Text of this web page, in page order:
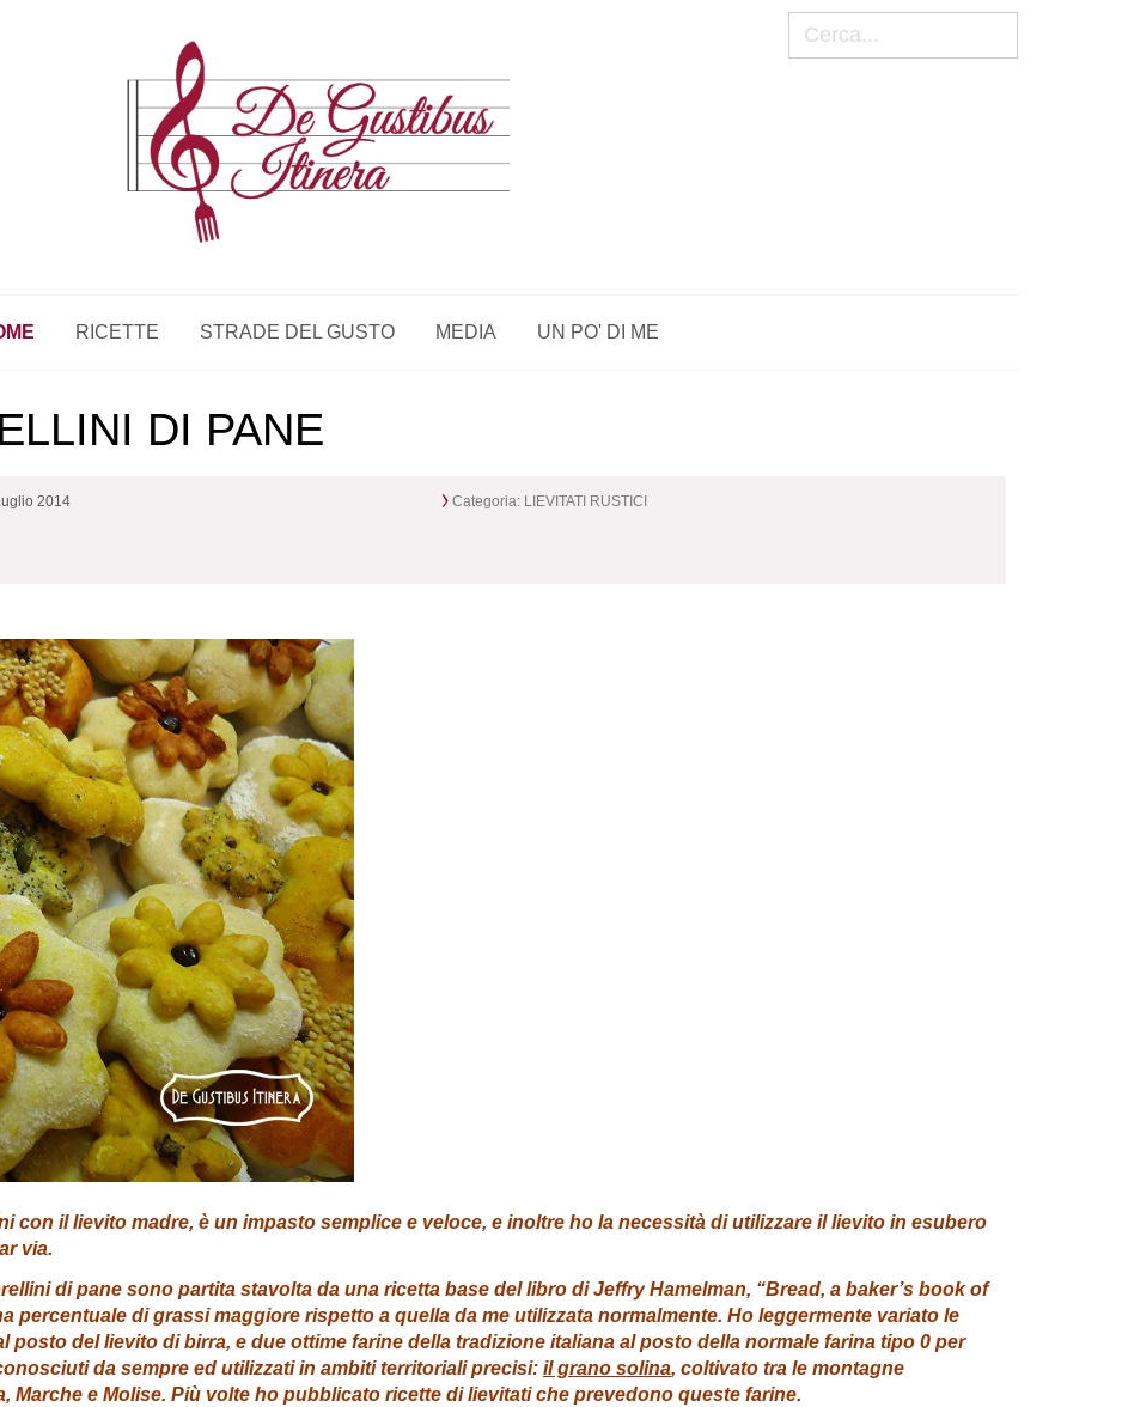
RICETTE STRADE DEL GUSTO MEDIA UN PO' DI ME
DI PANE
2014 Categoria: LIEVITATI RUSTICI
con il lievito madre, è un impasto semplice e veloce, e inoltre ho la necessità di utilizzare il lievito in esubero
via.
di pane sono partita stavolta da una ricetta base del libro di Jeffry Hamelman, “Bread, a baker’s book of
percentuale di grassi maggiore rispetto a quella da me utilizzata normalmente. Ho leggermente variato le
posto del lievito di birra, e due ottime farine della tradizione italiana al posto della normale farina tipo 0 per
da sempre ed utilizzati in ambiti territoriali precisi: il grano solina, coltivato tra le montagne
Marche e Molise. Più volte ho pubblicato ricette di lievitati che prevedono queste farine.